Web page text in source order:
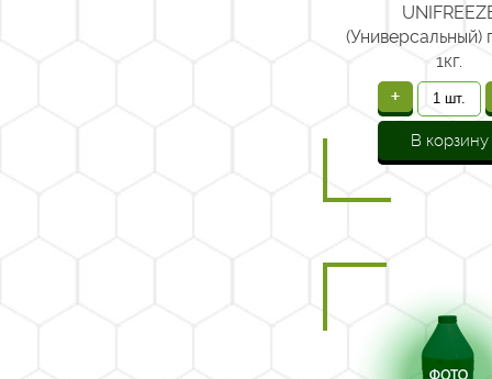
(Универсальный)
1кг.
+
В корзину